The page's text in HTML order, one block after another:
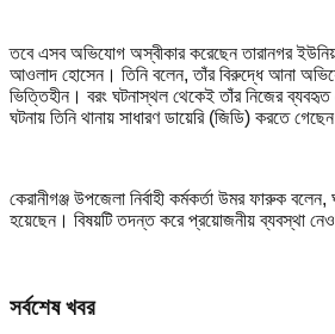
তবে এসব অভিযোগ অস্বীকার করেছেন তারানগর
আওলাদ হোসেন। তিনি বলেন, তাঁর বিরুদ্ধে আনা
ভিত্তিহীন। বরং ঘটনাস্থল থেকেই তাঁর নিজের
ঘটনায় তিনি থানায় সাধারণ ডায়েরি (জিডি) করতে
কেরানীগঞ্জ উপজেলা নির্বাহী কর্মকর্তা উমর ফারুক
হয়েছেন। বিষয়টি তদন্ত করে প্রয়োজনীয় ব্যবস্থা
সর্বশেষ খবর